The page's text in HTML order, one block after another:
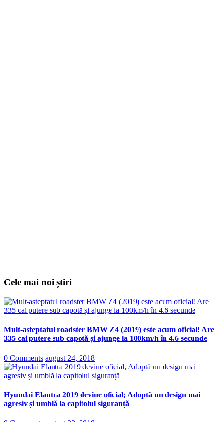
Cele mai noi știri
Mult-așteptatul roadster BMW Z4 (2019) este acum oficial! Are
335 cai putere sub capotă și ajunge la 100km/h în 4.6 secunde
0 Comments august 24, 2018
Hyundai Elantra 2019 devine oficial; Adoptă un design mai
agresiv și umblă la capitolul siguranță